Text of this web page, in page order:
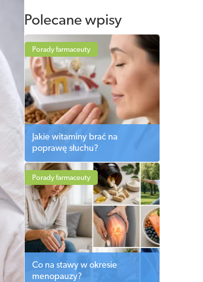
Polecane wpisy
Porady farmaceuty
Jakie witaminy brać na
poprawę słuchu?
Porady farmaceuty
Co na stawy w okresie
menopauzy?